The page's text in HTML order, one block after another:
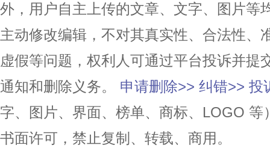
外，用户自主上传的文章、文字、图片等
主动修改编辑，不对其真实性、合法性、
虚假等问题，权利人可通过平台投诉并提
通知和删除义务。
申请删除>> 纠错>> 投
字、图片、界面、榜单、商标、LOGO
书面许可，禁止复制、转载、商用。